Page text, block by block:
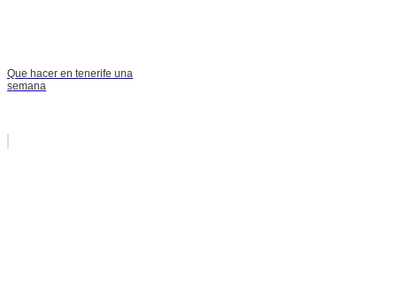
Que hacer en tenerife una
semana